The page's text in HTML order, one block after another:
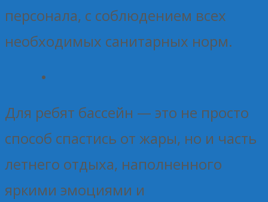
персонала, с соблюдением всех
необходимых санитарных норм.
Для ребят бассейн — это не просто
способ спастись от жары, но и часть
летнего отдыха, наполненного
яркими эмоциями и